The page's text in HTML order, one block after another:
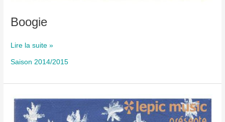
Boogie
Boogie
Lire la suite »
Saison 2014/2015